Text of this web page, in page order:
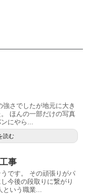
さでしたが地元に大き
ほんの一部だけの写真
にやら...
読む
事
です。 その頑張りがパ
今後の段取りに繋がり
いう職業...